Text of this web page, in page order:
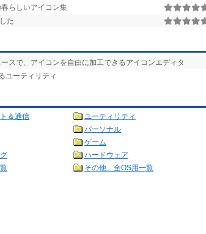
らしいアイコン集
た
スで、アイコンを自由に加工できるアイコンエディタ
ユーティリティ
＆通信
ユーティリティ
パーソナル
ゲーム
ハードウェア
その他、全OS用一覧